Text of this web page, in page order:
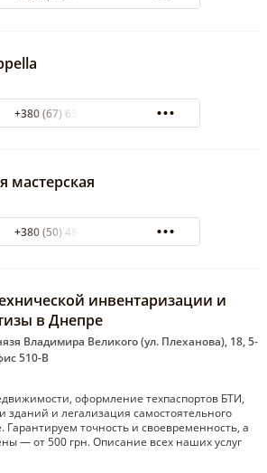
+380 (67) 633-21-33
мастерская
+380 (50) 487-77-70
инвентаризации и
в Днепре
Владимира Великого (ул. Плеханова), 18, 5-
510-В
оформление техпаспортов БТИ,
зданий и легализация самостоятельного
Гарантируем точность и своевременность, а
— от 500 грн. Описание всех наших услуг